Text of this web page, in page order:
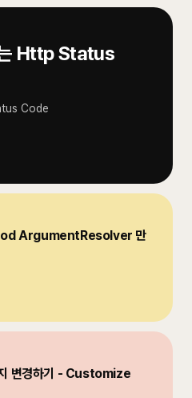
Http Status
Code
ArgumentResolver 만
변경하기 - Customize